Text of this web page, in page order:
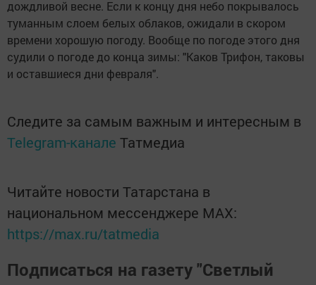
дождливой весне. Если к концу дня небо покрывалось
туманным слоем белых облаков, ожидали в скором
времени хорошую погоду. Вообще по погоде этого дня
судили о погоде до конца зимы: "Каков Трифон, таковы
и оставшиеся дни февраля".
Следите за самым важным и интересным в
Telegram-канале Татмедиа
Читайте новости Татарстана в
национальном мессенджере MАХ:
https://max.ru/tatmedia
Подписаться на газету "Светлый